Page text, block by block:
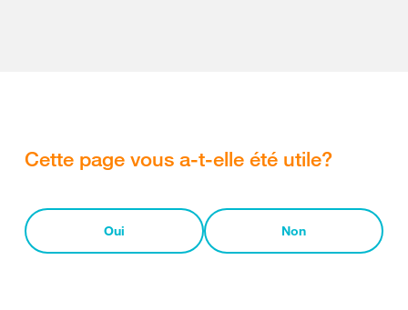
Cette page vous a-t-elle été utile?
Oui Non